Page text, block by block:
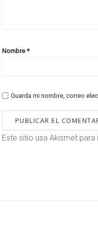
Nombre*
Guarda mi nombre, correo
Este sitio usa Akismet para